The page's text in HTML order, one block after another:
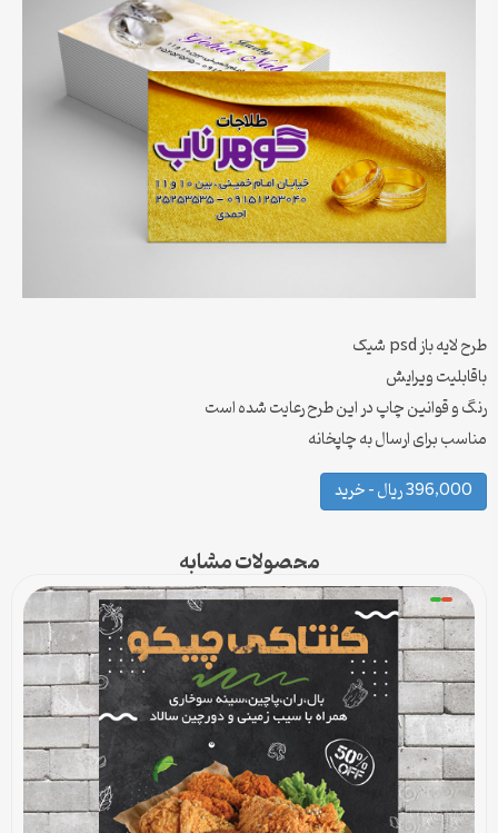
طرح لایه باز psd شیک
باقابلیت ویرایش
رنگ و قوانین چاپ در این طرح رعایت شده است
مناسب برای ارسال به چاپخانه
396,000 ریال – خرید
محصولات مشابه